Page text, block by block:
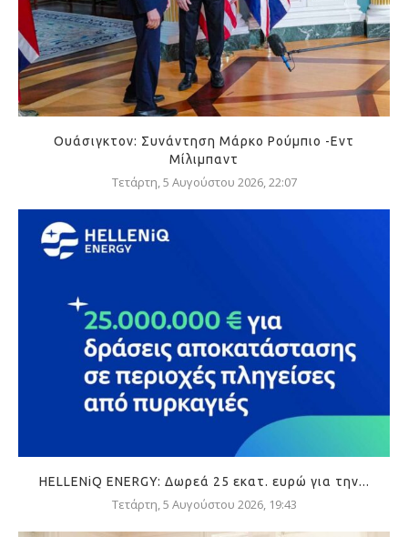
Ουάσιγκτον: Συνάντηση Μάρκο Ρούμπιο -Εντ
Μίλιμπαντ
Τετάρτη, 5 Αυγούστου 2026, 22:07
HELLENiQ ENERGY: Δωρεά 25 εκατ. ευρώ για την...
Τετάρτη, 5 Αυγούστου 2026, 19:43